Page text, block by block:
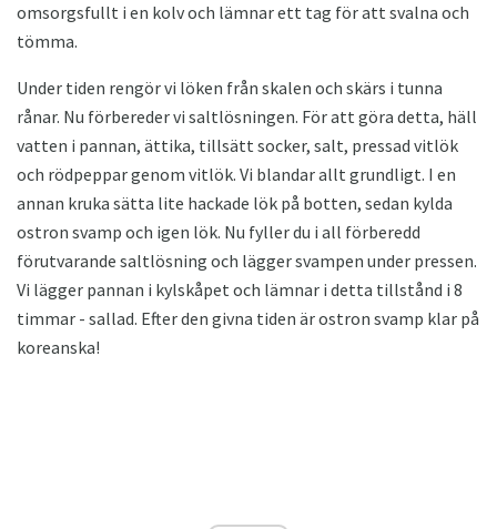
omsorgsfullt i en kolv och lämnar ett tag för att svalna och
tömma.
Under tiden rengör vi löken från skalen och skärs i tunna
rånar. Nu förbereder vi saltlösningen. För att göra detta, häll
vatten i pannan, ättika, tillsätt socker, salt, pressad vitlök
och rödpeppar genom vitlök. Vi blandar allt grundligt. I en
annan kruka sätta lite hackade lök på botten, sedan kylda
ostron svamp och igen lök. Nu fyller du i all förberedd
förutvarande saltlösning och lägger svampen under pressen.
Vi lägger pannan i kylskåpet och lämnar i detta tillstånd i 8
timmar - sallad. Efter den givna tiden är ostron svamp klar på
koreanska!